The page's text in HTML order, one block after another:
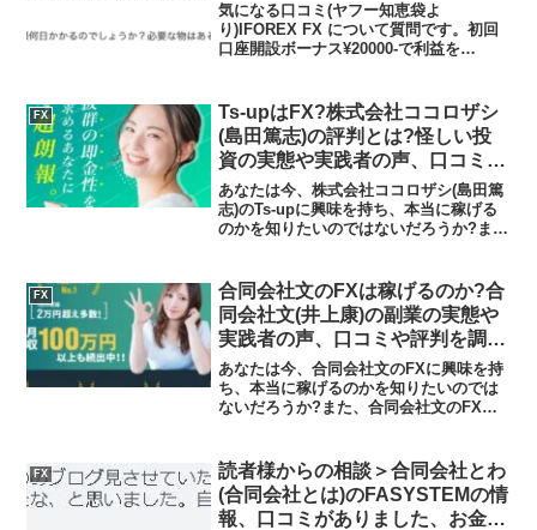
気になる口コミ(ヤフー知恵袋よ
り)IFOREX FX について質問です。初回
口座開設ボーナス¥20000-で利益を
¥130000-が入金されるとゆう理解で良
い...
FX
Ts-upはFX?株式会社ココロザシ
(島田篤志)の評判とは?怪しい投
資の実態や実践者の声、口コミを
調査しました
あなたは今、株式会社ココロザシ(島田篤
志)のTs-upに興味を持ち、本当に稼げる
のかを知りたいのではないだろうか?ま
え、結論を言うと、Ts-upは出金できる可
能性...
FX
合同会社文のFXは稼げるのか?合
同会社文(井上康)の副業の実態や
実践者の声、口コミや評判を調査
しました
あなたは今、合同会社文のFXに興味を持
ち、本当に稼げるのかを知りたいのでは
ないだろうか?また、合同会社文のFXに
言うと、合同会社文のFXが謳う利益をあ
なたが出せる可能性...
FX
読者様からの相談＞合同会社とわ
(合同会社とは)のFASYSTEMの情
報、口コミがありました、お金は